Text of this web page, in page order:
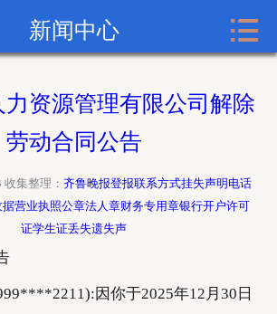
齐鲁晚报广告网首页
齐鲁晚报登报内容
齐鲁晚报登报格式
齐鲁晚报联系方式
新闻中心 
力资源管理有限公司解除
劳动合同公告
收集整理：齐鲁晚报登报联系方式挂失声明电话
据营业执照公章法人章财务专用章银行开户许可
证学生证丢失遗失声
因你于2025年12月30日